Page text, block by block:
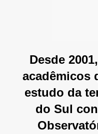
Desde
acadêmicos
estudo da
do Sul